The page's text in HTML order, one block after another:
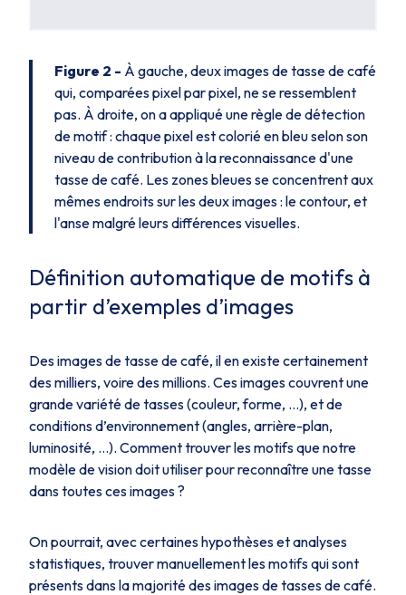
Figure 2 - À gauche, deux images de tasse de café
qui, comparées pixel par pixel, ne se ressemblent
pas. À droite, on a appliqué une règle de détection
de motif : chaque pixel est colorié en bleu selon son
niveau de contribution à la reconnaissance d'une
tasse de café. Les zones bleues se concentrent aux
mêmes endroits sur les deux images : le contour, et
l'anse malgré leurs différences visuelles.
Définition automatique de motifs à
partir d’exemples d’images
Des images de tasse de café, il en existe certainement
des milliers, voire des millions. Ces images couvrent une
grande variété de tasses (couleur, forme, …), et de
conditions d’environnement (angles, arrière-plan,
luminosité, …). Comment trouver les motifs que notre
modèle de vision doit utiliser pour reconnaître une tasse
dans toutes ces images ?
On pourrait, avec certaines hypothèses et analyses
statistiques, trouver manuellement les motifs qui sont
présents dans la majorité des images de tasses de café.